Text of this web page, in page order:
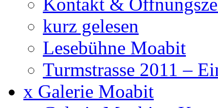
kurz gelesen
Lesebühne Moabit
Turmstrasse 2011 –
x Galerie Moabit